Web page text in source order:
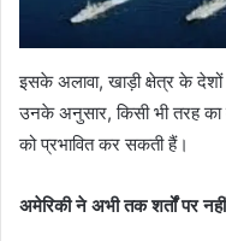
इसके अलावा, खाड़ी क्षेत्र के
उनके अनुसार, किसी भी तरह का
को प्रभावित कर सकती हैं।
अमेरिकी ने अभी तक शर्तों पर